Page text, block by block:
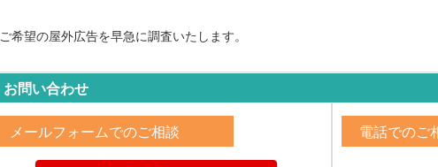
ご希望の屋外広告を早急に調査いたします。
お問い合わせ
メールフォームでのご相談 電話でのご